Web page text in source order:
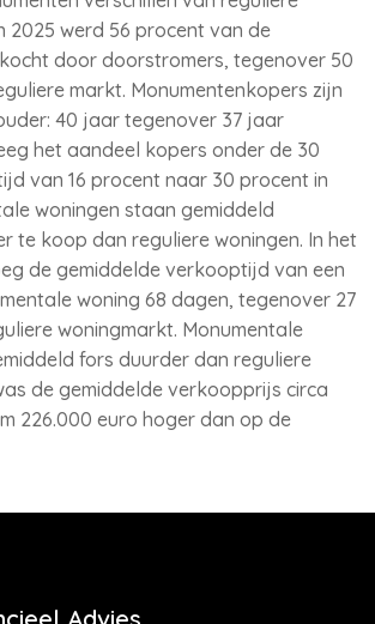
2025 werd 56 procent van de
door doorstromers, tegenover 50
markt. Monumentenkopers zijn
40 jaar tegenover 37 jaar
het aandeel kopers onder de 30
van 16 procent naar 30 procent in
woningen staan gemiddeld
te koop dan reguliere woningen. In het
de gemiddelde verkooptijd van een
woning 68 dagen, tegenover 27
woningmarkt. Monumentale
fors duurder dan reguliere
de gemiddelde verkoopprijs circa
226.000 euro hoger dan op de